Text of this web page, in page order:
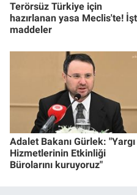
Terörsüz Türkiye için
hazırlanan yasa Meclis'te!
maddeler
Adalet Bakanı Gürlek: "Yargı
Hizmetlerinin Etkinliği
Bürolarını kuruyoruz"